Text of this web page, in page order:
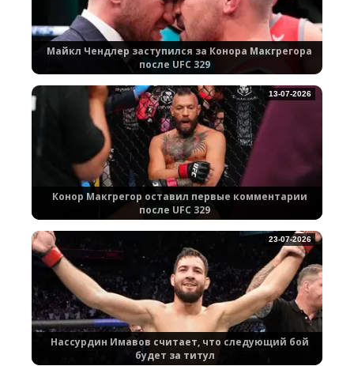
Майкл Чендлер заступился за Конора Макгрегора
после UFC 329
Конор Макгрегор оставил первые комментарии
после UFC 329
13-07-2026
Нассурдин Имавов считает, что следующий бой
будет за титул
23-07-2026